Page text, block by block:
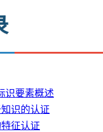
识要素概述
识的认证
征认证